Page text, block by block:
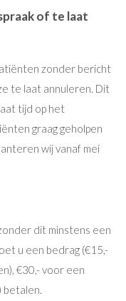
of te laat
zonder bericht
te laat annuleren. Dit
tijd op het
graag geholpen
wij vanaf mei
dit minstens een
u een bedrag (€15,-
€30,- voor een
betalen.